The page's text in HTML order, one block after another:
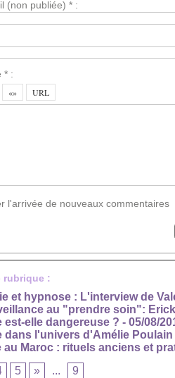
(non publiée) * :
* :
l'arrivée de nouveaux commentaires
rubrique :
et hypnose : L'interview de
au "prendre soin":
est-elle dangereuse ? - 05/08/
dans l'univers d'Amélie Poulain
au Maroc : rituels anciens et
5 » ...
9